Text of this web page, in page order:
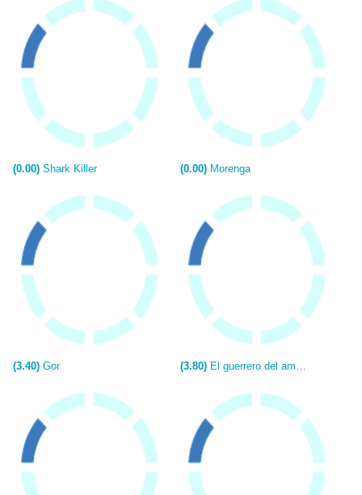
(0.00) Shark Killer (0.00) Morenga
(3.40) Gor (3.80) El guerrero del amanecer